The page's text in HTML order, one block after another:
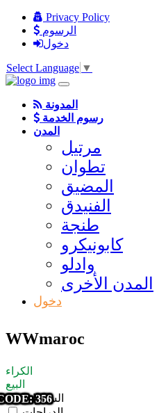
Privacy Policy
الرسوم
دخول
Select Language ▼
المدونة
رسوم الخدمة
المدن
مرتيل
تطوان
المضيق
الفنيدق
طنجة
كابونيكرو
وادلو
المدن الأخرى
دخول
WWmaroc
الكراء
البيع
السيارات
262
375
374
373
372
371
370
368
366
365
363
362
361
360
356